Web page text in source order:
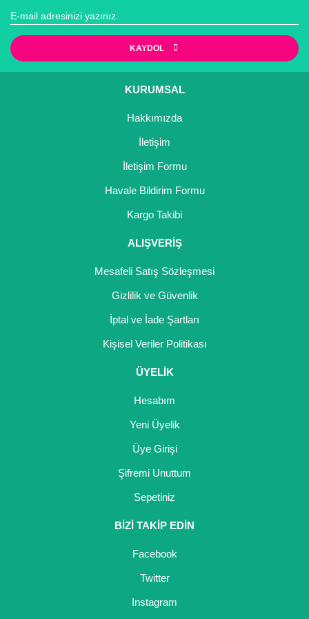
Bu ürüne benzer farklı alternatifler olmalı.
KAYDOL
KURUMSAL
Hakkımızda
İletişim
İletişim Formu
Havale Bildirim Formu
Kargo Takibi
ALIŞVERİŞ
Mesafeli Satış Sözleşmesi
Gizlilik ve Güvenlik
İptal ve İade Şartları
Kişisel Veriler Politikası
ÜYELİK
Hesabım
Yeni Üyelik
Üye Girişi
Şifremi Unuttum
Sepetiniz
BİZİ TAKİP EDİN
Facebook
Twitter
Instagram